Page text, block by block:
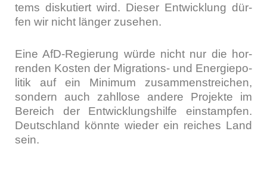
tems dis­ku­tiert wird. Die­ser Ent­wick­lung dür­
fen wir nicht län­ger zuse­hen.
Eine AfD-Regie­rung wür­de nicht nur die hor­
ren­den Kos­ten der Migra­ti­ons- und Ener­gie­po­
li­tik auf ein Mini­mum zusam­men­strei­chen,
son­dern auch zahl­lo­se ande­re Pro­jek­te im
Bereich der Ent­wick­lungs­hil­fe ein­stamp­fen.
Deutsch­land könn­te wie­der ein rei­ches Land
sein.